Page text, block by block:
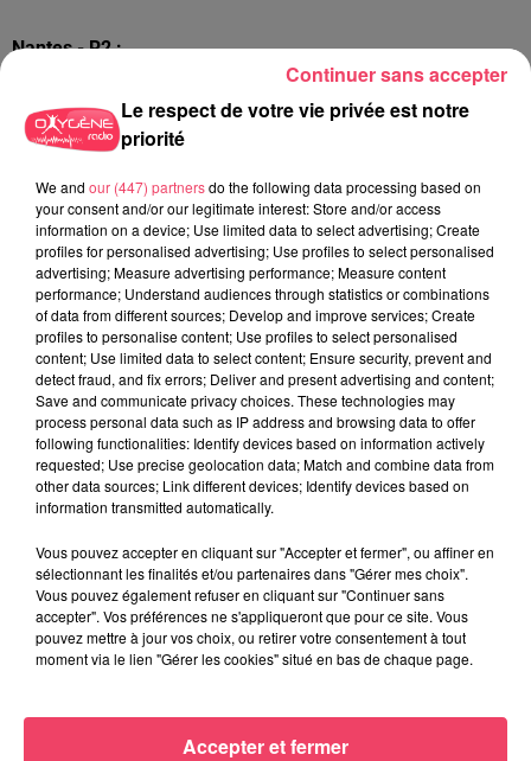
Nantes - R2 :
310JACQUARD
Prix d'Amérique édition spéciale
Prix d'Amérique édition spéciale
Crédit :Prix d'Amérique édition spéciale
FIL INFOS
Le respect de votre vie privée est notre
priorité
We and our (447) partnersdo the following data processing based on
your consent and/or our legitimate interest: Store and/or access
information on a device; Use limited data to select advertising; Create
profiles for personalised advertising; Use profiles to select personalised
advertising; Measure advertising performance; Measure content
performance; Understand audiences through statistics or combinations
of data from different sources; Develop and improve services; Create
profiles to personalise content; Use profiles to select personalised
content; Use limited data to select content; Ensure security, prevent and
detect fraud, and fix errors; Deliver and present advertising and content;
Save and communicate privacy choices. These technologies may
process personal data such as IP address and browsing data to offer
following functionalities: Identify devices based on information actively
requested; Use precise geolocation data; Match and combine data from
other data sources; Link different devices; Identify devices based on
information transmitted automatically.
Vous pouvez accepter en cliquant sur "Accepter et fermer", ou affiner en
sélectionnant les finalités et/ou partenaires dans "Gérer mes choix".
Vous pouvez également refuser en cliquant sur "Continuer sans
accepter". Vos préférences ne s'appliqueront que pour ce site. Vous
pouvez mettre à jour vos choix, ou retirer votre consentement à tout
moment via le lien "Gérer les cookies" situé en bas de chaque page.
Accepter et fermer
Continuer sans accepter